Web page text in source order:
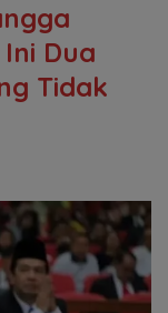
Dua
Tidak